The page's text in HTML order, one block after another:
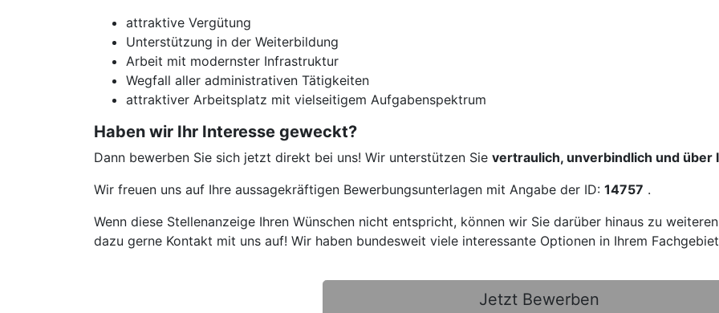
attraktive Vergütung
Unterstützung in der Weiterbildung
Arbeit mit modernster Infrastruktur
Wegfall aller administrativen Tätigkeiten
attraktiver Arbeitsplatz mit vielseitigem Aufgabenspektrum
Haben wir Ihr Interesse geweckt?
Dann bewerben Sie sich jetzt direkt bei uns! Wir unterstützen Sie vertraulich, unverbindlich und über
Wir freuen uns auf Ihre aussagekräftigen Bewerbungsunterlagen mit Angabe der ID: 14757 .
Wenn diese Stellenanzeige Ihren Wünschen nicht entspricht, können wir Sie darüber hinaus zu
dazu gerne Kontakt mit uns auf! Wir haben bundesweit viele interessante Optionen in Ihrem
Jetzt Bewerben